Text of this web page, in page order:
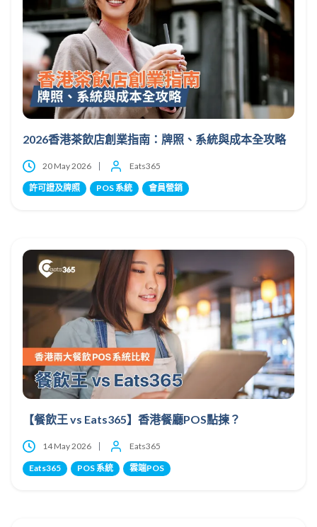
2026香港茶飲店創業指南：牌照、系統與成本全攻略
20 May 2026 Eats365
許可證及牌照 POS 系統 會員營銷
【餐飲王 vs Eats365】香港餐廳POS點揀？
14 May 2026 Eats365
Eats365 POS 系統 雲端POS